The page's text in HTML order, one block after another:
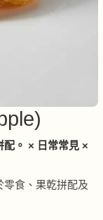
配。 × 日常常見 ×
食、果乾拼配及